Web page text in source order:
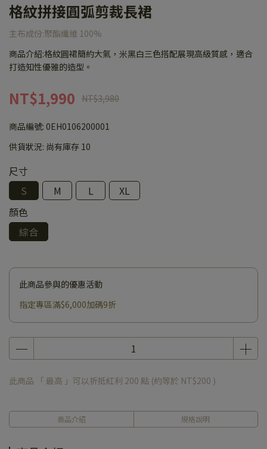
格紋拼接圓弧剪裁長裙
主布成份:聚酯纖維 100%
商品介紹:格紋圓裙簡約大氣，米黑白三色搭配展現高級質感，適合
打造知性優雅的造型。
NT$1,990 NT$3,980
商品編號: 0EH0106200001
供貨狀況: 尚有庫存 10
尺寸
S
M L
XL
顏色
綜合
此商品參與的優惠活動
指定專區滿$6,000加碼9折
此商品 「 最高 」可以折抵紅利 200 點 (約等於 NT$200 )
商品介紹 規格說明